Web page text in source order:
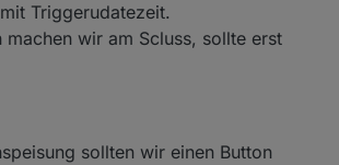
Triggerudatezeit.
machen wir am Scluss, sollte erst
sollten wir einen Button